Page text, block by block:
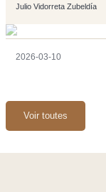
Julio Vidorreta Zubeldía
2026-03-10
Voir toutes